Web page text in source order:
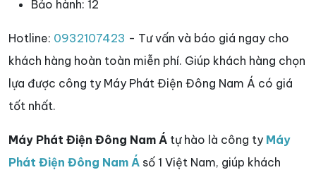
Bảo hành: 12
Hotline: 0932107423 - Tư vấn và báo giá ngay cho
khách hàng hoàn toàn miễn phí. Giúp khách hàng chọn
lựa được công ty Máy Phát Điện Đông Nam Á có giá
tốt nhất.
Máy Phát Điện Đông Nam Á tự hào là công ty Máy
Phát Điện Đông Nam Á số 1 Việt Nam, giúp khách